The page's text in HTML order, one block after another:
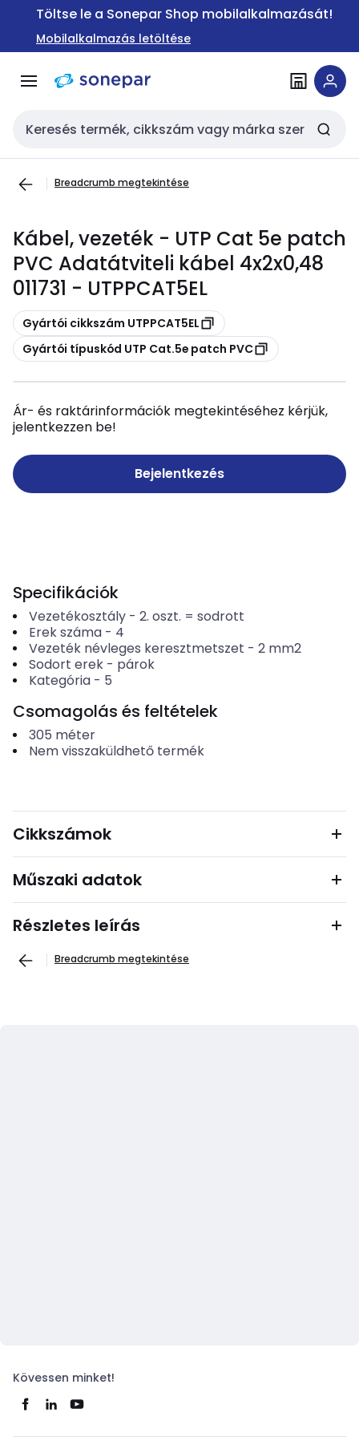
Ugrás a
Ugrás a
tartalomra
Töltse le a Sonepar Shop mobilalkalmazását!
Mobilalkalmazás letöltése
Keresési bemenet
Breadcrumb megtekintése
Kábel, vezeték - UTP Cat 5e patch
PVC Adatátviteli kábel 4x2x0,48
011731 - UTPPCAT5EL
Másolás
Gyártói cikkszám UTPPCAT5EL
Másolás
Gyártói típuskód UTP Cat.5e patch PVC
Ár- és raktárinformációk megtekintéséhez kérjük,
jelentkezzen be!
Bejelentkezés
Specifikációk
Vezetékosztály- 2. oszt. = sodrott
Erek száma- 4
Vezeték névleges keresztmetszet - 2 mm2
Sodort erek- párok
Kategória- 5
Csomagolás és feltételek
305 méter
Nem visszaküldhető termék
Cikkszámok
Műszaki adatok
Részletes leírás
Breadcrumb megtekintése
Kövessen minket!